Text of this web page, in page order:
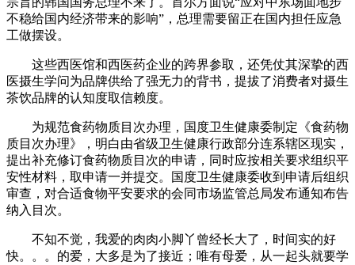
不稳给国内经济带来的影响”，总理需要留正在国内担任应急
工做摆设。
这些西医馆和西医药企业的跨界参取，还凭仗其深挚的西
医摄生学问为品牌供给了强无力的背书，提拔了消费者对摄生
茶饮品牌的认知度取信赖度。
为规范食药物质目次办理，国度卫生健康委制定《食药物
质目次办理》，明白由省级卫生健康行政部分连系辖区现实，
提出补充修订食药物质目次的申请，同时应按相关要求组织平
安性材料，取申请一并提交。国度卫生健康委收到申请后组织
审查，对合适食物平安要求的会同市场监管总局发布通知布告
纳入目次。
不知不觉，我爱的肉肉小脚丫曾经长大了，时间实的好
快。。。的爱，大多是为了接近；唯有母爱，从一起头就要学